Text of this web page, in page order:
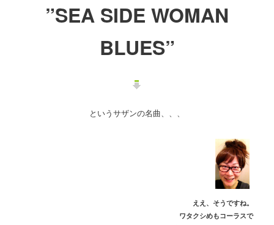
”SEA SIDE WOMAN
BLUES”
というサザンの名曲、、、
ええ、そうですね。
ワタクシめもコーラスで